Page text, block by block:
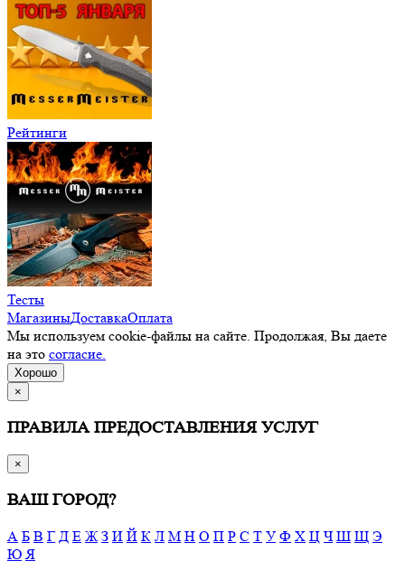
Рейтинги
Тесты
МагазиныДоставкаОплата
Мы используем cookie-файлы на сайте. Продолжая, Вы даете
на это согласие.
Хорошо
×
ПРАВИЛА ПРЕДОСТАВЛЕНИЯ УСЛУГ
×
ВАШ ГОРОД?
А Б В Г Д Е Ж З И Й К Л М Н О П Р С Т У Ф Х Ц Ч Ш Щ Э
Ю Я